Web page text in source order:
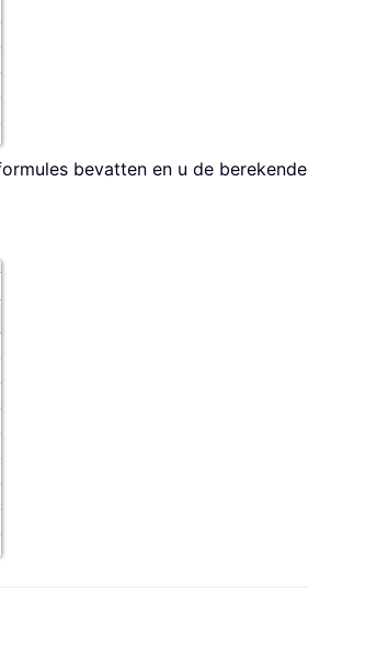
bevatten en u de berekende